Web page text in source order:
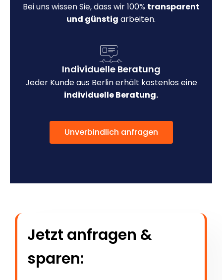
Bei uns wissen Sie, dass wir 100% transparent
und günstig arbeiten.
Individuelle Beratung
Jeder Kunde aus Berlin erhält kostenlos eine
individuelle Beratung.
Unverbindlich anfragen
Jetzt anfragen &
sparen: